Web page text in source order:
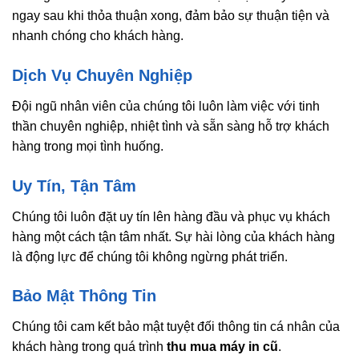
ngay sau khi thỏa thuận xong, đảm bảo sự thuận tiện và
nhanh chóng cho khách hàng.
Dịch Vụ Chuyên Nghiệp
Đội ngũ nhân viên của chúng tôi luôn làm việc với tinh
thần chuyên nghiệp, nhiệt tình và sẵn sàng hỗ trợ khách
hàng trong mọi tình huống.
Uy Tín, Tận Tâm
Chúng tôi luôn đặt uy tín lên hàng đầu và phục vụ khách
hàng một cách tận tâm nhất. Sự hài lòng của khách hàng
là động lực để chúng tôi không ngừng phát triển.
Bảo Mật Thông Tin
Chúng tôi cam kết bảo mật tuyệt đối thông tin cá nhân của
khách hàng trong quá trình thu mua máy in cũ.